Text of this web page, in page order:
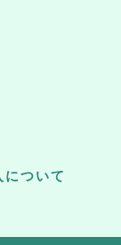
ついて